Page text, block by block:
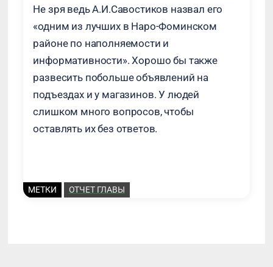
Не зря ведь А.И.Савостиков назвал его
«одним из лучших в Наро-Фоминском
районе по наполняемости и
информативности». Хорошо бы также
развесить побольше объявлений на
подъездах и у магазинов. У людей
слишком много вопросов, чтобы
оставлять их без ответов.
МЕТКИ ОТЧЕТ ГЛАВЫ